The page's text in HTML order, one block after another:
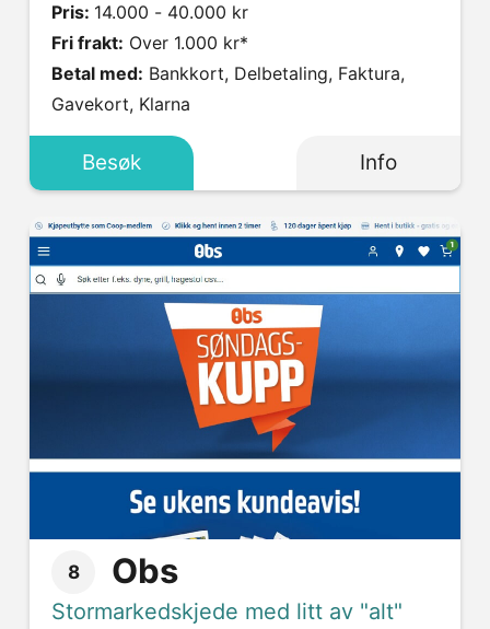
Pris: 14.000 - 40.000 kr
Fri frakt: Over 1.000 kr*
Betal med:
Gavekort, Klarna
Besøk Info
8 Obs
Stormarkedskjede med litt av "alt"